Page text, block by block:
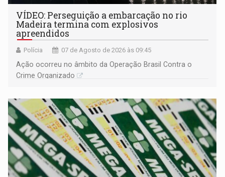
VÍDEO: Perseguição a embarcação no rio
Madeira termina com explosivos
apreendidos
Polícia 07 de Agosto de 2026 às 09:45
Ação ocorreu no âmbito da Operação Brasil Contra o
Crime Organizado